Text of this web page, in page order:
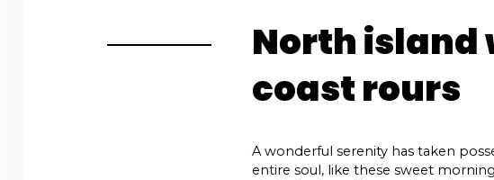
A wonderful serenity has taken
entire soul, like these sweet
North island
coast rours